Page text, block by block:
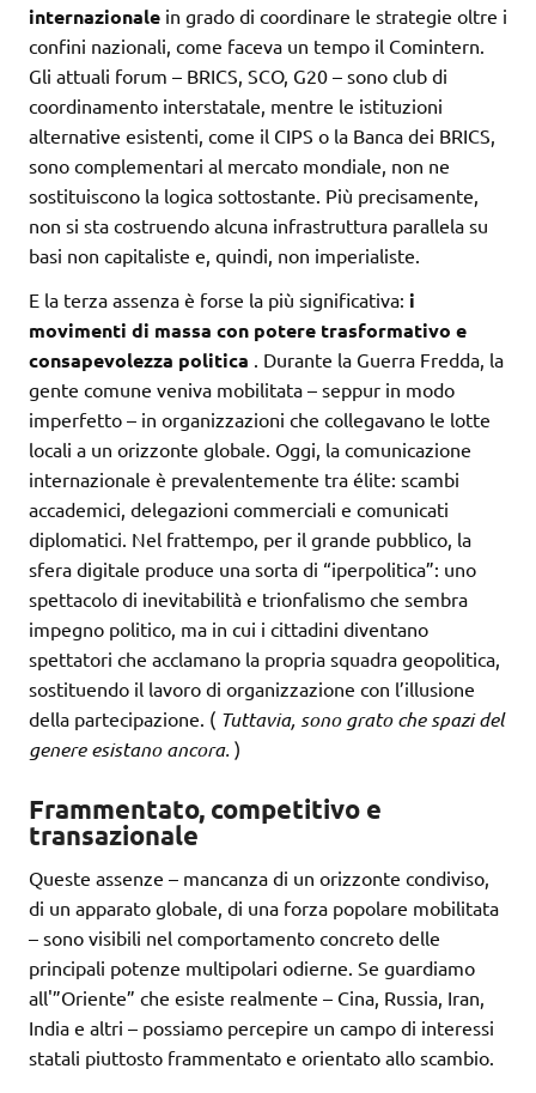
internazionale in grado di coordinare le strategie oltre i
confini nazionali, come faceva un tempo il Comintern.
Gli attuali forum – BRICS, SCO, G20 – sono club di
coordinamento interstatale, mentre le istituzioni
alternative esistenti, come il CIPS o la Banca dei BRICS,
sono complementari al mercato mondiale, non ne
sostituiscono la logica sottostante. Più precisamente,
non si sta costruendo alcuna infrastruttura parallela su
basi non capitaliste e, quindi, non imperialiste.
E la terza assenza è forse la più significativa: i
movimenti di massa con potere trasformativo e
consapevolezza politica . Durante la Guerra Fredda, la
gente comune veniva mobilitata – seppur in modo
imperfetto – in organizzazioni che collegavano le lotte
locali a un orizzonte globale. Oggi, la comunicazione
internazionale è prevalentemente tra élite: scambi
accademici, delegazioni commerciali e comunicati
diplomatici. Nel frattempo, per il grande pubblico, la
sfera digitale produce una sorta di “iperpolitica”: uno
spettacolo di inevitabilità e trionfalismo che sembra
impegno politico, ma in cui i cittadini diventano
spettatori che acclamano la propria squadra geopolitica,
sostituendo il lavoro di organizzazione con l’illusione
della partecipazione. ( Tuttavia, sono grato che spazi del
genere esistano ancora. )
Frammentato, competitivo e
transazionale
Queste assenze – mancanza di un orizzonte condiviso,
di un apparato globale, di una forza popolare mobilitata
– sono visibili nel comportamento concreto delle
principali potenze multipolari odierne. Se guardiamo
all'”Oriente” che esiste realmente – Cina, Russia, Iran,
India e altri – possiamo percepire un campo di interessi
statali piuttosto frammentato e orientato allo scambio.